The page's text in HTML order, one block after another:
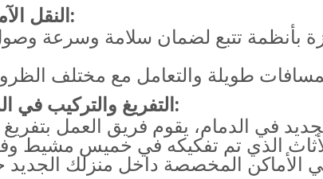
4. النقل الآمن والموثوق:
بأنظمة تتبع لضمان سلامة وسرعة
5. التفريغ والتركيب في الموقع الجديد: